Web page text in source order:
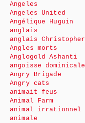
Angeles
Angeles United
Angélique Huguin
anglais
anglais Christopher
Angles morts
Anglogold Ashanti
angoisse dominicale
Angry Brigade
Angry cats
animait feus
Animal Farm
animal irrationnel
animale